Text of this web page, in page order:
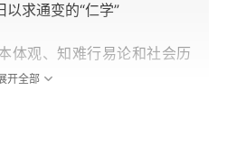
求通变的“仁学”
体观、知难行易论和社会历
开全部